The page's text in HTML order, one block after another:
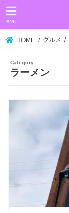
MENU
HOME グルメ
ラーメン